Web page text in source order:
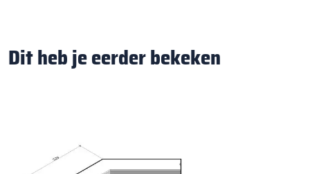
Dit heb je eerder bekeken